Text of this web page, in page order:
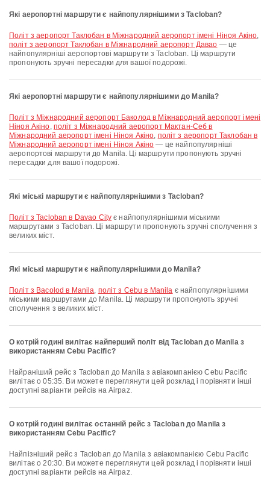
Які аеропортні маршрути є найпопулярнішими з Tacloban?
політ з аеропорт Таклобан в Міжнародний аеропорт імені Ніноя Акіно,
політ з аеропорт Таклобан в Міжнародний аеропорт Давао — це
найпопулярніші аеропортові маршрути з Tacloban. Ці маршрути
пропонують зручні пересадки для вашої подорожі.
Які аеропортні маршрути є найпопулярнішими до Manila?
політ з Міжнародний аеропорт Баколод в Міжнародний аеропорт імені
Ніноя Акіно, політ з Міжнародний аеропорт Мактан-Себ в
Міжнародний аеропорт імені Ніноя Акіно, політ з аеропорт Таклобан в
Міжнародний аеропорт імені Ніноя Акіно — це найпопулярніші
аеропортові маршрути до Manila. Ці маршрути пропонують зручні
пересадки для вашої подорожі.
Які міські маршрути є найпопулярнішими з Tacloban?
політ з Tacloban в Davao City є найпопулярнішими міськими
маршрутами з Tacloban. Ці маршрути пропонують зручні сполучення з
великих міст.
Які міські маршрути є найпопулярнішими до Manila?
політ з Bacolod в Manila, політ з Cebu в Manila є найпопулярнішими
міськими маршрутами до Manila. Ці маршрути пропонують зручні
сполучення з великих міст.
О котрій годині вилітає найперший політ від Tacloban до Manila з
використанням Cebu Pacific?
Найраніший рейс з Tacloban до Manila з авіакомпанією Cebu Pacific
вилітає о 05:35. Ви можете переглянути цей розклад і порівняти інші
доступні варіанти рейсів на Airpaz.
О котрій годині вилітає останній рейс з Tacloban до Manila з
використанням Cebu Pacific?
Найпізніший рейс з Tacloban до Manila з авіакомпанією Cebu Pacific
вилітає о 20:30. Ви можете переглянути цей розклад і порівняти інші
доступні варіанти рейсів на Airpaz.